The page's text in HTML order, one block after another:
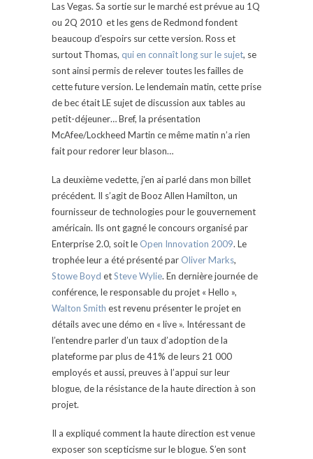
Las Vegas. Sa sortie sur le marché est prévue au 1Q
ou 2Q 2010 et les gens de Redmond fondent
beaucoup d’espoirs sur cette version. Ross et
surtout Thomas, qui en connaît long sur le sujet, se
sont ainsi permis de relever toutes les failles de
cette future version. Le lendemain matin, cette prise
de bec était LE sujet de discussion aux tables au
petit-déjeuner… Bref, la présentation
McAfee/Lockheed Martin ce même matin n’a rien
fait pour redorer leur blason…
La deuxième vedette, j’en ai parlé dans mon billet
précédent. Il s’agit de Booz Allen Hamilton, un
fournisseur de technologies pour le gouvernement
américain. Ils ont gagné le concours organisé par
Enterprise 2.0, soit le Open Innovation 2009. Le
trophée leur a été présenté par Oliver Marks,
Stowe Boyd etSteve Wylie. En dernière journée de
conférence, le responsable du projet « Hello »,
Walton Smith est revenu présenter le projet en
détails avec une démo en « live ». Intéressant de
l’entendre parler d’un taux d’adoption de la
plateforme par plus de 41% de leurs 21 000
employés et aussi, preuves à l’appui sur leur
blogue, de la résistance de la haute direction à son
projet.
Il a expliqué comment la haute direction est venue
exposer son scepticisme sur le blogue. S’en sont